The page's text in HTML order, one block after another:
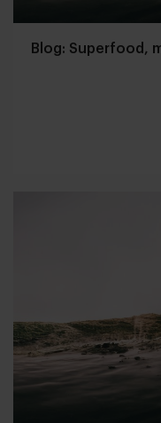
Blog: Superfood,